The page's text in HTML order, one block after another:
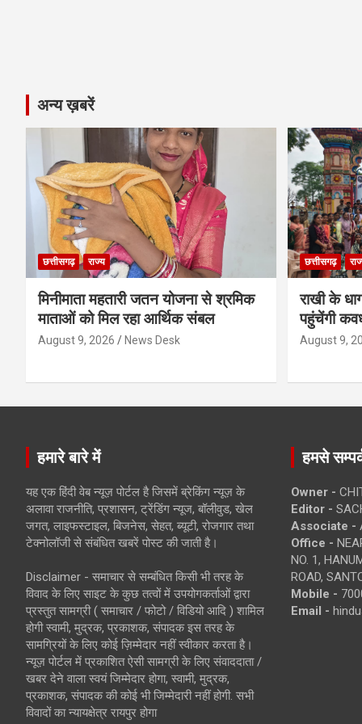
अन्य ख़बरें
छत्तीसगढ़ राज्य
मिनीमाता महतारी जतन योजना से श्रमिक
माताओं को मिल रहा आर्थिक संबल
August 9, 2026 News Desk
छत्तीसगढ़
राखी के
पहुंचेंगी
August 9,
हमारे बारे में
यह एक हिंदी वेब न्यूज़ पोर्टल है जिसमें ब्रेकिंग न्यूज़ के
अलावा राजनीति, प्रशासन, ट्रेंडिंग न्यूज, बॉलीवुड, खेल
जगत, लाइफस्टाइल, बिजनेस, सेहत, ब्यूटी, रोजगार तथा
टेक्नोलॉजी से संबंधित खबरें पोस्ट की जाती है।
Disclaimer - समाचार से सम्बंधित किसी भी तरह के
विवाद के लिए साइट के कुछ तत्वों में उपयोगकर्ताओं द्वारा
प्रस्तुत सामग्री ( समाचार / फोटो / विडियो आदि ) शामिल
होगी स्वामी, मुद्रक, प्रकाशक, संपादक इस तरह के
सामग्रियों के लिए कोई ज़िम्मेदार नहीं स्वीकार करता है।
न्यूज़ पोर्टल में प्रकाशित ऐसी सामग्री के लिए संवाददाता /
खबर देने वाला स्वयं जिम्मेदार होगा, स्वामी, मुद्रक,
प्रकाशक, संपादक की कोई भी जिम्मेदारी नहीं होगी. सभी
विवादों का न्यायक्षेत्र रायपुर होगा
हमसे
Owner -
Editor -
Associate -
Office -
NO. 1,
ROAD,
Mobile -
Email -